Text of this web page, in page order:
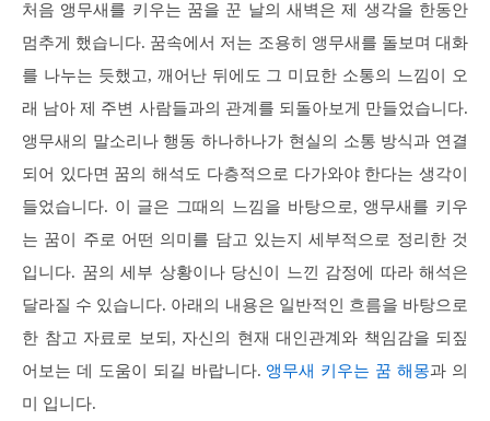
처음 앵무새를 키우는 꿈을 꾼 날의 새벽은 제 생각을 한동안
멈추게 했습니다. 꿈속에서 저는 조용히 앵무새를 돌보며 대화
를 나누는 듯했고, 깨어난 뒤에도 그 미묘한 소통의 느낌이 오
래 남아 제 주변 사람들과의 관계를 되돌아보게 만들었습니다.
앵무새의 말소리나 행동 하나하나가 현실의 소통 방식과 연결
되어 있다면 꿈의 해석도 다층적으로 다가와야 한다는 생각이
들었습니다. 이 글은 그때의 느낌을 바탕으로, 앵무새를 키우
는 꿈이 주로 어떤 의미를 담고 있는지 세부적으로 정리한 것
입니다. 꿈의 세부 상황이나 당신이 느낀 감정에 따라 해석은
달라질 수 있습니다. 아래의 내용은 일반적인 흐름을 바탕으로
한 참고 자료로 보되, 자신의 현재 대인관계와 책임감을 되짚
어보는 데 도움이 되길 바랍니다. 앵무새 키우는 꿈 해몽과 의
미 입니다.